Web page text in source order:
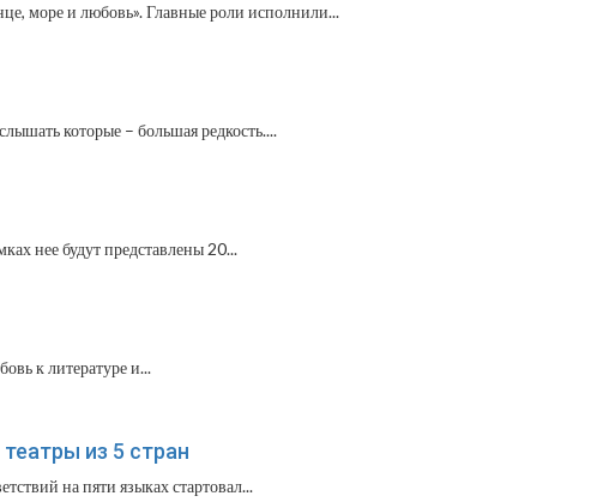
море и любовь». Главные роли исполнили...
которые – большая редкость....
нее будут представлены 20...
к литературе и...
из 5 стран
на пяти языках стартовал...